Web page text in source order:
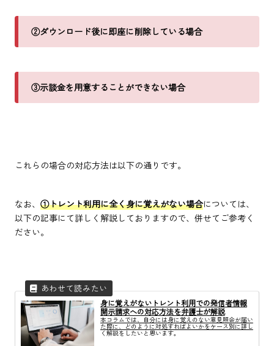
②ダウンロード後に即座に削除している場合
③示談金を用意することができない場合
これらの場合の対応方法は以下の通りです。
なお、 ①トレント利用に全く身に覚えがない場合については、
以下の記事にて詳しく解説しておりますので、併せてご参考く
ださい。
身に覚えがないトレント利用での発信者情報
開示請求への対応方法を弁護士が解説
本コラムでは、自分には身に覚えのない意見照会が届い
た際に、どのように対処すればよいかをケース別に詳し
く解説をしたいと思います。